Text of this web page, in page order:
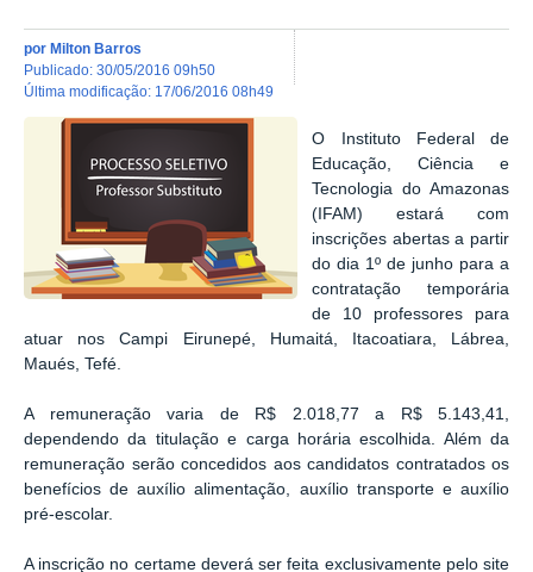
por Milton Barros
publicado: 30/05/2016 09h50
última modificação: 17/06/2016 08h49
O Instituto Federal de
Educação, Ciência e
Tecnologia do Amazonas
(IFAM) estará com
inscrições abertas a partir
do dia 1º de junho para a
contratação temporária
de 10 professores para
atuar nos Campi Eirunepé, Humaitá, Itacoatiara, Lábrea,
Maués, Tefé.
A remuneração varia de R$ 2.018,77 a R$ 5.143,41,
dependendo da titulação e carga horária escolhida. Além da
remuneração serão concedidos aos candidatos contratados os
benefícios de auxílio alimentação, auxílio transporte e auxílio
pré-escolar.
A inscrição no certame deverá ser feita exclusivamente pelo site